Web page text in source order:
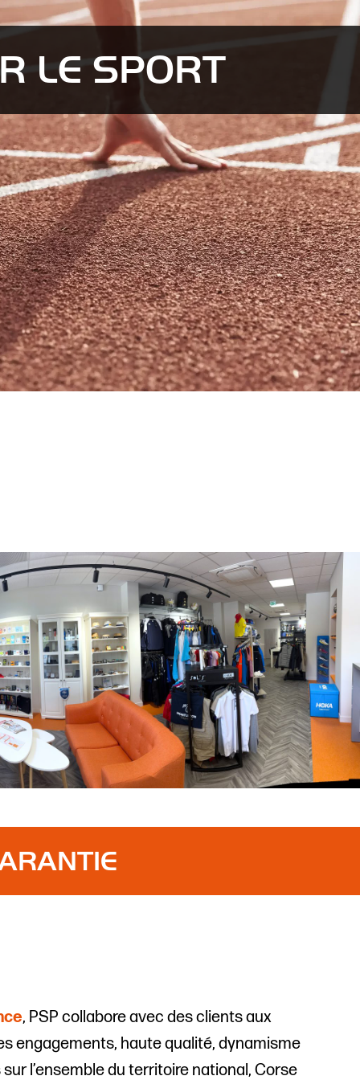
LE SPORT
, PSP collabore avec des clients aux
engagements, haute qualité, dynamisme
l’ensemble du territoire national, Corse